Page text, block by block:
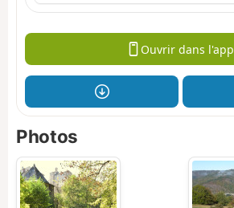
Ouvrir dans l'app
Photos